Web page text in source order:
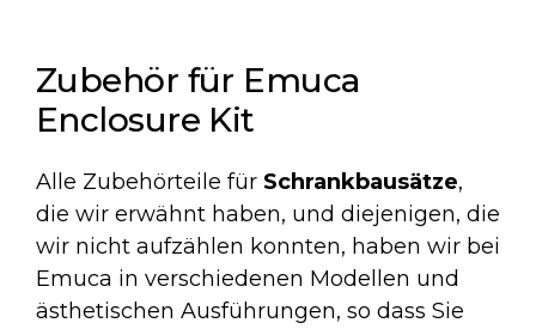
Zubehör für Emuca
Enclosure Kit
Alle Zubehörteile für Schrankbausätze,
die wir erwähnt haben, und diejenigen, die
wir nicht aufzählen konnten, haben wir bei
Emuca in verschiedenen Modellen und
ästhetischen Ausführungen, so dass Sie